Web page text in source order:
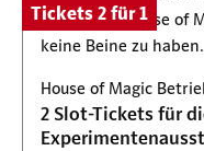
Tickets 2 für 1
House of Magic
2 Slot-Tickets für